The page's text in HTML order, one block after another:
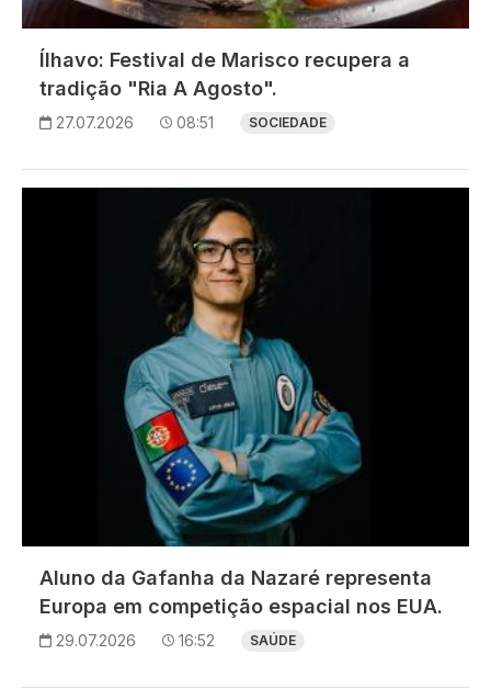
Ílhavo: Festival de Marisco recupera a
tradição "Ria A Agosto".
27.07.2026 08:51 SOCIEDADE
Aluno da Gafanha da Nazaré representa
Europa em competição espacial nos EUA.
29.07.2026 16:52 SAÚDE